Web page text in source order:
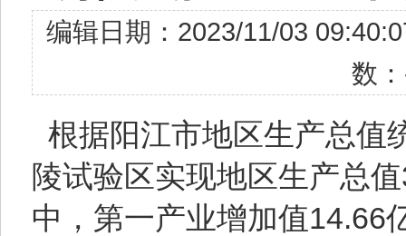
编辑日期：2023/11/03
数：
根据阳江市地区生产总值
陵试验区实现地区生产总
中，第一产业增加值14.66